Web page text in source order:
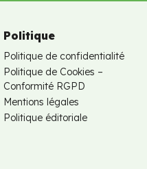
Politique
Politique de confidentialité
Politique de Cookies –
Conformité RGPD
Mentions légales
Politique éditoriale